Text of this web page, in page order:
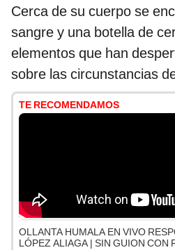
Cerca de su cuerpo se
sangre y una botella de
elementos que han
sobre las circunstancias
TE RECOMENDAMOS
OLLANTA HUMALA EN VIVO
LÓPEZ ALIAGA | SIN GUION CON